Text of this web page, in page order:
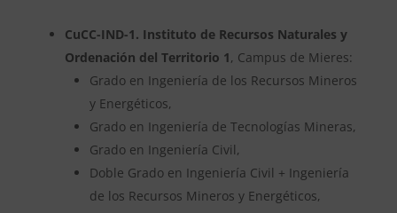
CuCC-IND-1. Instituto de Recursos Naturales y
Ordenación del Territorio 1, Campus de Mieres:
Grado en Ingeniería de los Recursos Mineros
y Energéticos,
Grado en Ingeniería de Tecnologías Mineras,
Grado en Ingeniería Civil,
Doble Grado en Ingeniería Civil + Ingeniería
de los Recursos Mineros y Energéticos,